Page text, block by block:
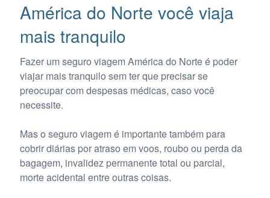
América do Norte você viaja
mais tranquilo
Fazer um seguro viagem América do Norte é poder
viajar mais tranquilo sem ter que precisar se
preocupar com despesas médicas, caso você
necessite.
Mas o seguro viagem é importante também para
cobrir diárias por atraso em voos, roubo ou perda da
bagagem, invalidez permanente total ou parcial,
morte acidental entre outras coisas.